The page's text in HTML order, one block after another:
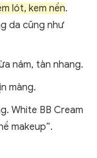
lót, kem nền.
da cũng như
nám, tàn nhang.
màng.
White BB Cream
makeup”.